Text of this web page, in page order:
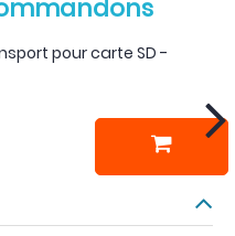
pour carte SD -